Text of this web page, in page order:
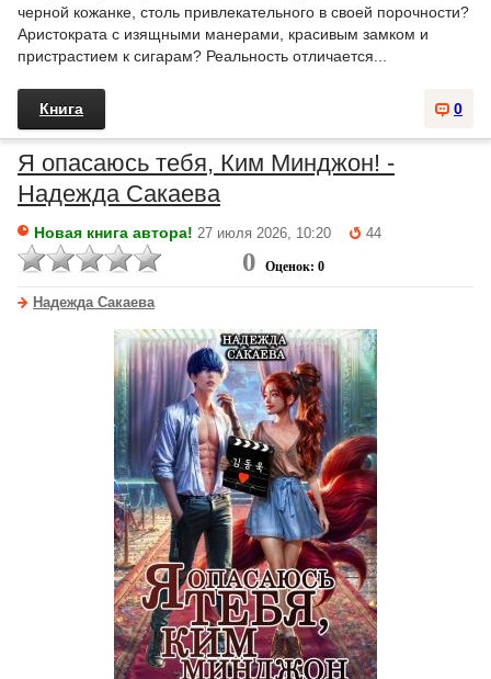
черной кожанке, столь привлекательного в своей порочности?
Аристократа с изящными манерами, красивым замком и
пристрастием к сигарам? Реальность отличается...
0
Книга
Я опасаюсь тебя, Ким Минджон! -
Надежда Сакаева
Новая книга автора! 27 июля 2026, 10:20 44
0 Оценок: 0
Надежда Сакаева